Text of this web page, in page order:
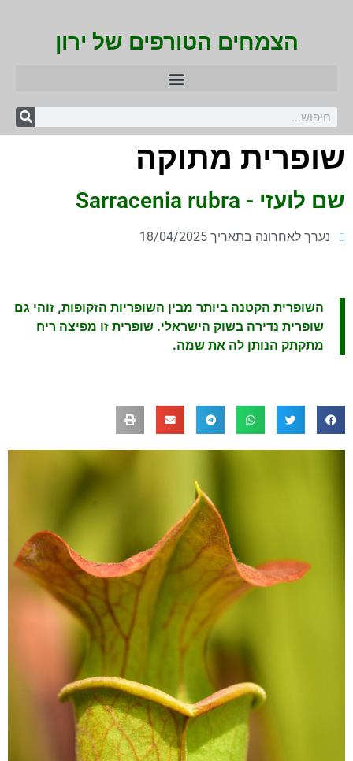
הצמחים הטורפים של ירון
שופרית מתוקה
שם לועזי - Sarracenia rubra
נערך לאחרונה בתאריך 18/04/2025
השופרית הקטנה ביותר מבין השופריות הזקופות, זוהי גם
שופרית נדירה בשוק הישראלי. שופרית זו מפיצה ריח
מתקתק הנותן לה את שמה.